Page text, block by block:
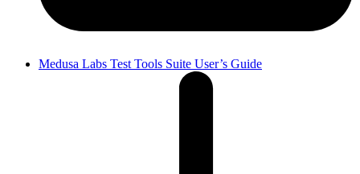
Medusa Labs Test Tools Suite User’s Guide